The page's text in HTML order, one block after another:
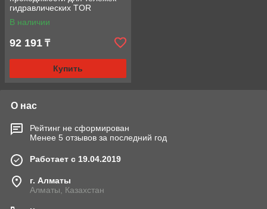
гидравлических TOR
большой
В наличии
92 191 ₸
Купить
О нас
Рейтинг не сформирован
Менее 5 отзывов за последний год
Работает с 19.04.2019
г. Алматы
Алматы, Казахстан